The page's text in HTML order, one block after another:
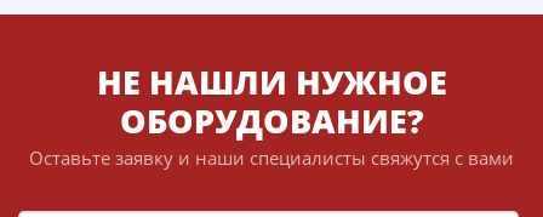
НЕ НАШЛИ НУЖНОЕ
ОБОРУДОВАНИЕ?
Оставьте заявку и наши специалисты свяжутся с вами